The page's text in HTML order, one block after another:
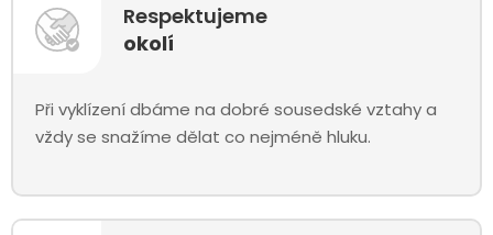
Respektujeme
okolí
Při vyklízení dbáme na dobré sousedské vztahy a
vždy se snažíme dělat co nejméně hluku.